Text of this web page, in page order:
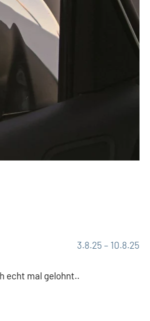
3.8.25 – 10.8.25
echt mal gelohnt..